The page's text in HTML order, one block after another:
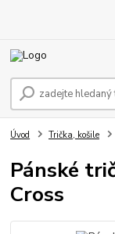
Úvod Trička, košile
Pánské
Cross